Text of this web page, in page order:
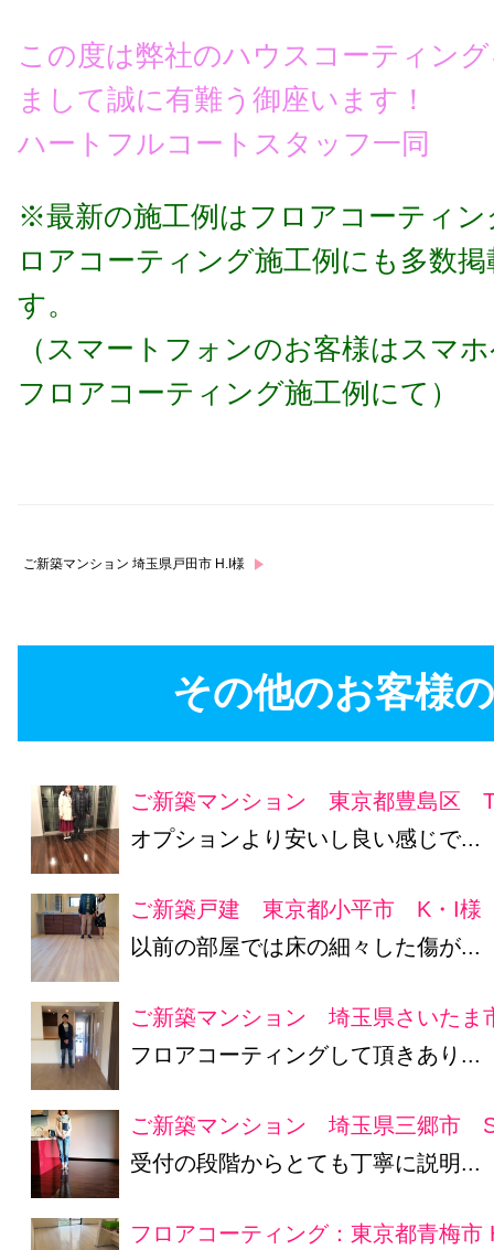
この度は弊社のハウスコーティン
まして誠に有難う御座います！
ハートフルコートスタッフ一同
※最新の施工例はフロアコーティ
ロアコーティング施工例にも多数
す。
（スマートフォンのお客様はスマ
フロアコーティング施工例にて ）
ご新築マンション 埼玉県戸田市 H.I様
その他のお客様
ご新築マンション 東京都豊島区
オプションより安いし良い感じで...
ご新築戸建 東京都小平市 K・I様
以前の部屋では床の細々した傷が...
ご新築マンション 埼玉県さいた
フロアコーティングして頂きあり...
ご新築マンション 埼玉県三郷市
受付の段階からとても丁寧に説明...
フロアコーティング：東京都青梅市